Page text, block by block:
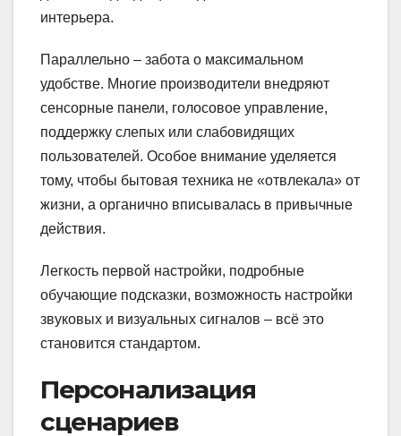
интерьера.
Параллельно – забота о максимальном
удобстве. Многие производители внедряют
сенсорные панели, голосовое управление,
поддержку слепых или слабовидящих
пользователей. Особое внимание уделяется
тому, чтобы бытовая техника не «отвлекала» от
жизни, а органично вписывалась в привычные
действия.
Легкость первой настройки, подробные
обучающие подсказки, возможность настройки
звуковых и визуальных сигналов – всё это
становится стандартом.
Персонализация
сценариев